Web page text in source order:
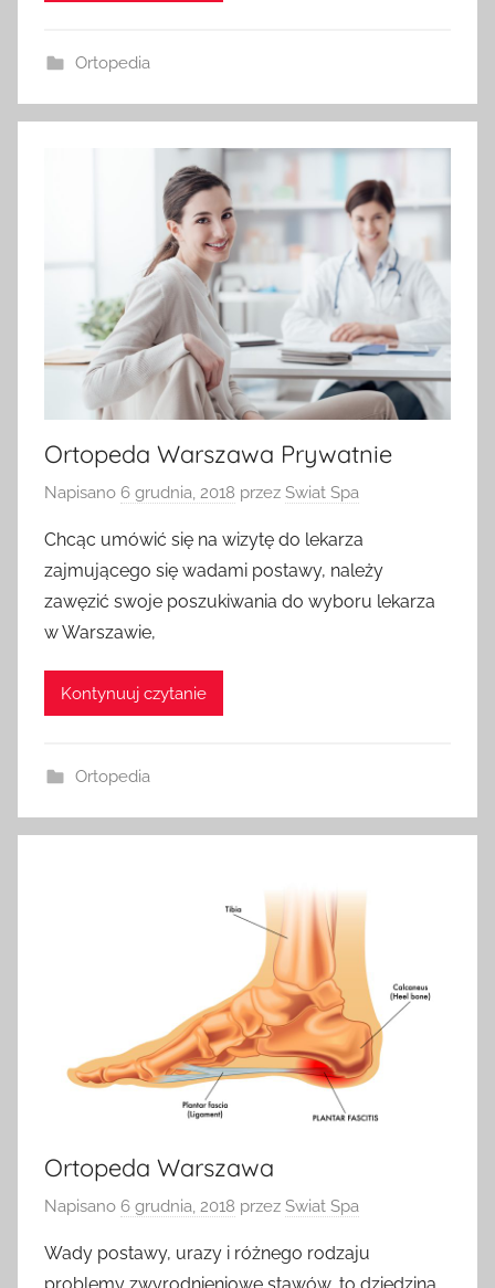
Ortopedia
Ortopeda Warszawa Prywatnie
Napisano 6 grudnia, 2018 przez Swiat Spa
Chcąc umówić się na wizytę do lekarza
zajmującego się wadami postawy, należy
zawęzić swoje poszukiwania do wyboru lekarza
w Warszawie,
Kontynuuj czytanie
Ortopedia
Ortopeda Warszawa
Napisano 6 grudnia, 2018 przez Swiat Spa
Wady postawy, urazy i różnego rodzaju